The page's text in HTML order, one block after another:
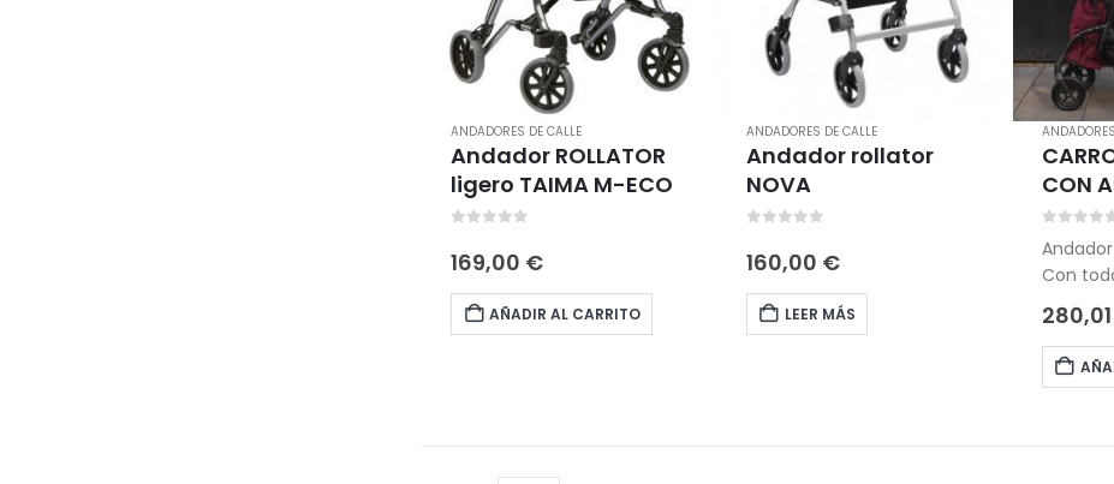
ANDADORES DE CALLE
Andador ROLLATOR
ligero TAIMA M-ECO
169,00 €
AÑADIR AL CARRITO
ANDADORES DE CALLE
Andador rollator
NOVA
160,00 €
LEER MÁS
CON
Con
freno y
aspecto
280,01